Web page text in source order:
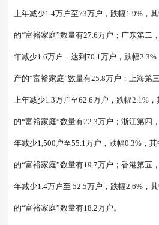
上年减少1.4万户至73万户，跌幅1.9%，
的“富裕家庭”数量有27.6万户；广东第二
年减少1.6万户，达到70.1万户，跌幅
产的“富裕家庭”数量有25.8万户；上海第
上年减少1.3万户至62.6万户，跌幅2.1%
的“富裕家庭”数量有22.3万户；浙江第四
年减少1,500户至55.1万户，跌幅0.3%，
的“富裕家庭”数量有19.7万户；香港第五
年减少1.4万户至 52.5万户，跌幅2.6%，
的“富裕家庭”数量有18.2万户。